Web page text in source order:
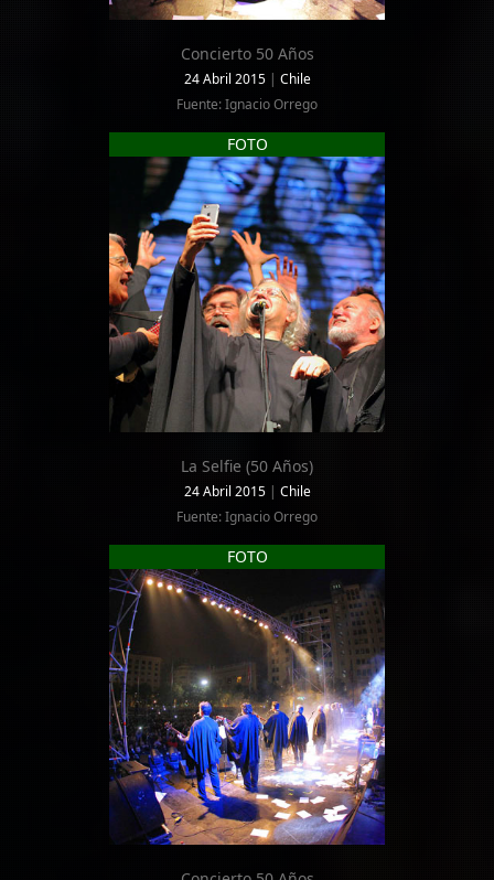
Concierto 50 Años
24 Abril 2015 | Chile
Fuente: Ignacio Orrego
FOTO
La Selfie (50 Años)
24 Abril 2015 | Chile
Fuente: Ignacio Orrego
FOTO